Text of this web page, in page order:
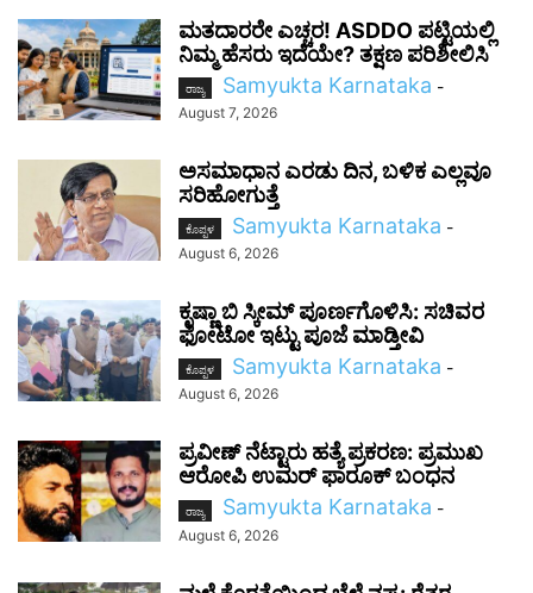
ಮತದಾರರೇ ಎಚ್ಚರ! ASDDO ಪಟ್ಟಿಯಲ್ಲಿ
ನಿಮ್ಮ ಹೆಸರು ಇದೆಯೇ? ತಕ್ಷಣ ಪರಿಶೀಲಿಸಿ
ರಾಜ್ಯ Samyukta Karnataka -
August 7, 2026
ಅಸಮಾಧಾನ ಎರಡು ದಿನ, ಬಳಿಕ ಎಲ್ಲವೂ
ಸರಿಹೋಗುತ್ತೆ
ಕೊಪ್ಪಳ Samyukta Karnataka -
August 6, 2026
ಕೃಷ್ಣಾ ಬಿ ಸ್ಕೀಮ್ ಪೂರ್ಣಗೊಳಿಸಿ: ಸಚಿವರ
ಫೋಟೋ ಇಟ್ಟು ಪೂಜೆ ಮಾಡ್ತೀವಿ
ಕೊಪ್ಪಳ Samyukta Karnataka -
August 6, 2026
ಪ್ರವೀಣ್ ನೆಟ್ಟಾರು ಹತ್ಯೆ ಪ್ರಕರಣ: ಪ್ರಮುಖ
ಆರೋಪಿ ಉಮರ್ ಫಾರೂಕ್ ಬಂಧನ
ರಾಜ್ಯ Samyukta Karnataka -
August 6, 2026